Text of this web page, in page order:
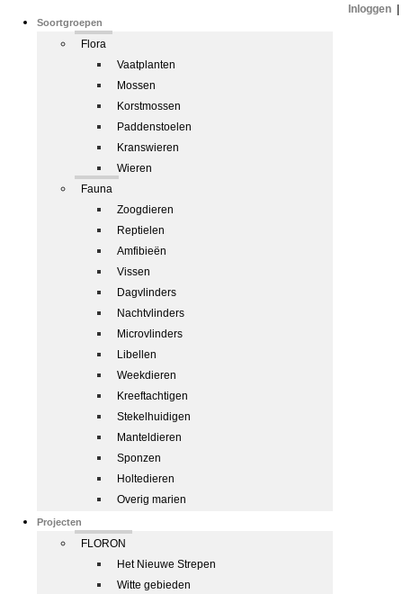
Soortgroepen
Flora
Vaatplanten
Mossen
Korstmossen
Paddenstoelen
Kranswieren
Wieren
Fauna
Zoogdieren
Reptielen
Amfibieën
Vissen
Dagvlinders
Nachtvlinders
Microvlinders
Libellen
Weekdieren
Kreeftachtigen
Stekelhuidigen
Manteldieren
Sponzen
Holtedieren
Overig marien
Projecten
FLORON
Het Nieuwe Strepen
Witte gebieden
Inloggen